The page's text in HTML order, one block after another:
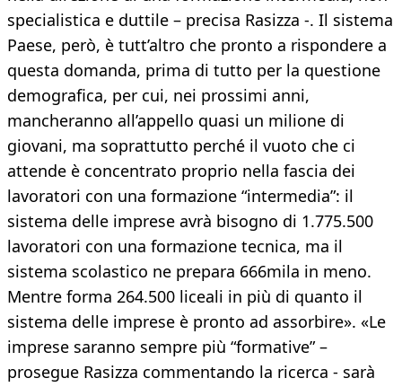
specialistica e duttile – precisa Rasizza -. Il sistema
Paese, però, è tutt’altro che pronto a rispondere a
questa domanda, prima di tutto per la questione
demografica, per cui, nei prossimi anni,
mancheranno all’appello quasi un milione di
giovani, ma soprattutto perché il vuoto che ci
attende è concentrato proprio nella fascia dei
lavoratori con una formazione “intermedia”: il
sistema delle imprese avrà bisogno di 1.775.500
lavoratori con una formazione tecnica, ma il
sistema scolastico ne prepara 666mila in meno.
Mentre forma 264.500 liceali in più di quanto il
sistema delle imprese è pronto ad assorbire». «Le
imprese saranno sempre più “formative” –
prosegue Rasizza commentando la ricerca - sarà